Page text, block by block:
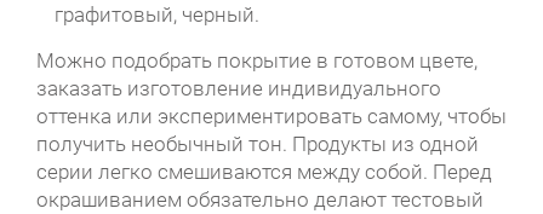
графитовый, черный.
Можно подобрать покрытие в готовом цвете,
заказать изготовление индивидуального
оттенка или экспериментировать самому, чтобы
получить необычный тон. Продукты из одной
серии легко смешиваются между собой. Перед
окрашиванием обязательно делают тестовый